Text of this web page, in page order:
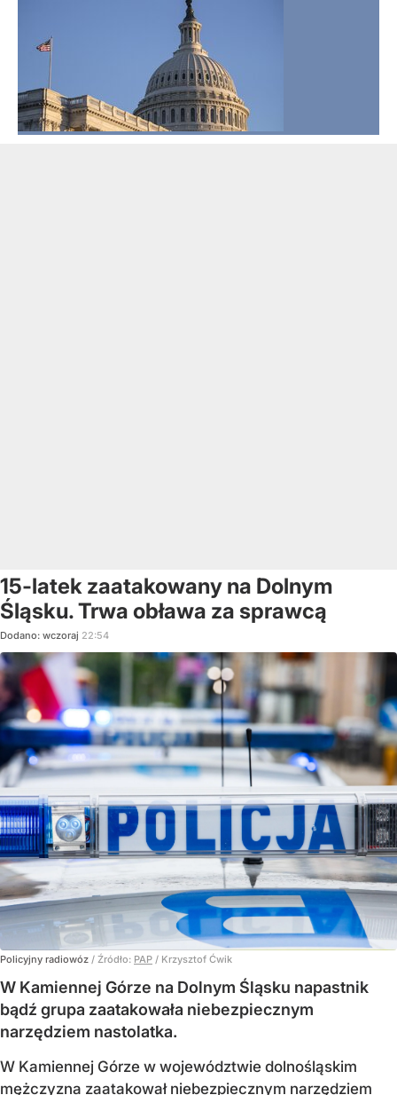
15-latek zaatakowany na Dolnym
Śląsku. Trwa obława za sprawcą
Dodano: wczoraj 22:54
Policyjny radiowóz / Źródło: PAP / Krzysztof Ćwik
W Kamiennej Górze na Dolnym Śląsku napastnik
bądź grupa zaatakowała niebezpiecznym
narzędziem nastolatka.
W Kamiennej Górze w województwie dolnośląskim
mężczyzna zaatakował niebezpiecznym narzędziem